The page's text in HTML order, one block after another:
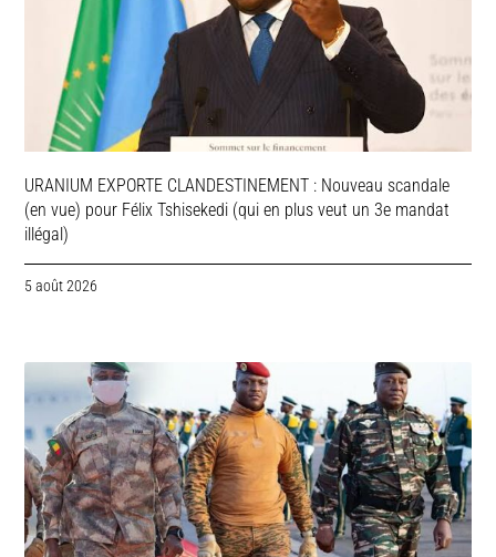
URANIUM EXPORTE CLANDESTINEMENT : Nouveau scandale
(en vue) pour Félix Tshisekedi (qui en plus veut un 3e mandat
illégal)
5 août 2026